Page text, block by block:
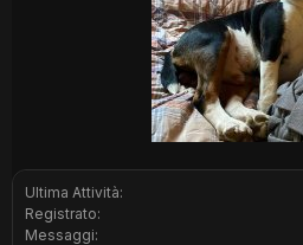
Ultima Attività:
Registrato:
Messaggi: